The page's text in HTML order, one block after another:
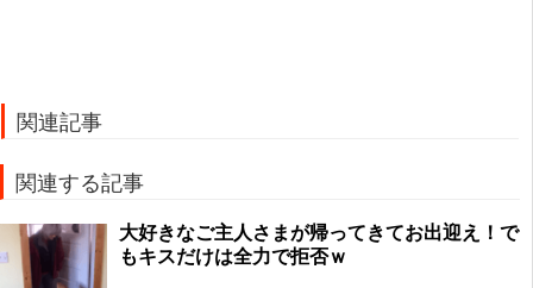
関連記事
関連する記事
大好きなご主人さまが帰ってきてお出迎え！で
もキスだけは全力で拒否ｗ